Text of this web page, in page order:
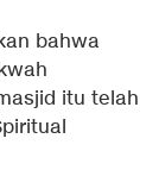
bahwa
itu telah